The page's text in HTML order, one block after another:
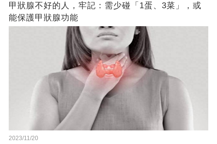
甲狀腺不好的人，牢記：需少碰「1蛋、3菜」，或
能保護甲狀腺功能
2023/11/20